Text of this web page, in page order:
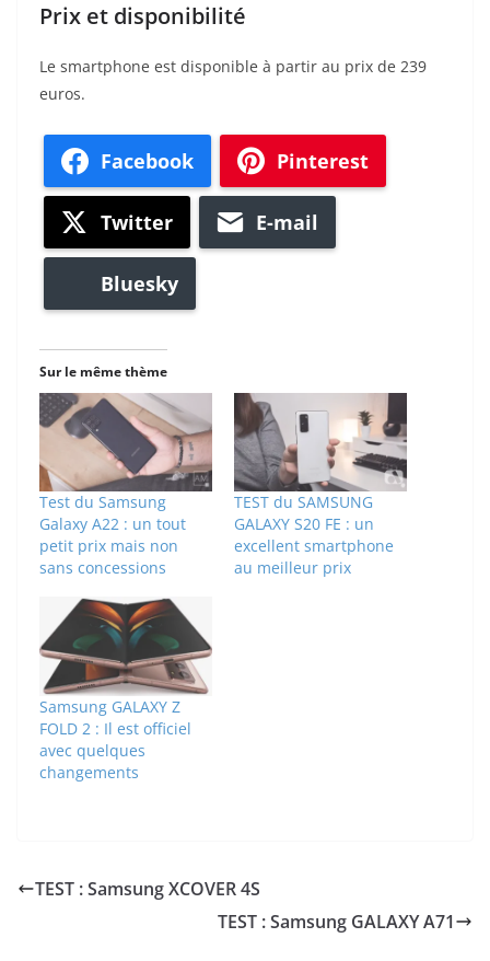
Prix et disponibilité
Le smartphone est disponible à partir au prix de 239
euros.
Facebook Pinterest
Twitter E-mail
Bluesky
Sur le même thème
Test du Samsung
Galaxy A22 : un tout
petit prix mais non
sans concessions
TEST du SAMSUNG
GALAXY S20 FE : un
excellent smartphone
au meilleur prix
Samsung GALAXY Z
FOLD 2 : Il est officiel
avec quelques
changements
TEST : Samsung XCOVER 4S
TEST : Samsung GALAXY A71